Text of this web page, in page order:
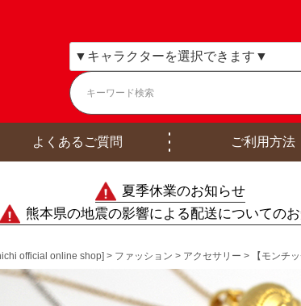
よくあるご質問 ご利用方法
夏季休業のお知らせ
熊本県の地震の影響による配送についての
official online shop] ファッション アクセサリー 【モンチ